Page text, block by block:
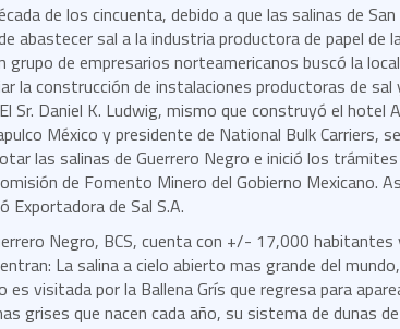
de los cincuenta, debido a que las salinas de
abastecer sal a la industria productora de papel de
grupo de empresarios norteamericanos buscó la
la construcción de instalaciones productoras de sal
Sr. Daniel K. Ludwig, mismo que construyó el hotel
México y presidente de National Bulk Carriers,
las salinas de Guerrero Negro e inició los
de Fomento Minero del Gobierno Mexicano.
de Sal S.A.
Negro, BCS, cuenta con +/- 17,000
La salina a cielo abierto mas grande del
es visitada por la Ballena Grís que regresa para
grises que nacen cada año, su sistema de dunas